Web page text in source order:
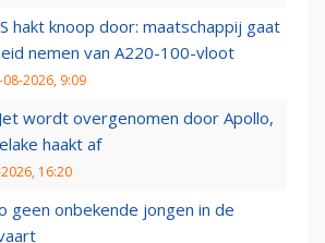
hakt knoop door: maatschappij gaat
nemen van A220-100-vloot
08-2026, 9:09
wordt overgenomen door Apollo,
haakt af
16:20
geen onbekende jongen in de